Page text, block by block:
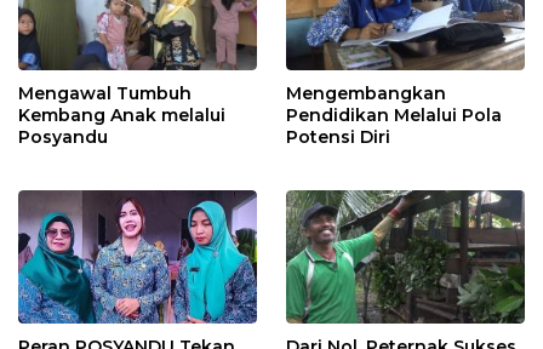
Mengawal Tumbuh
Kembang Anak melalui
Posyandu
Mengembangkan
Pendidikan Melalui Pola
Potensi Diri